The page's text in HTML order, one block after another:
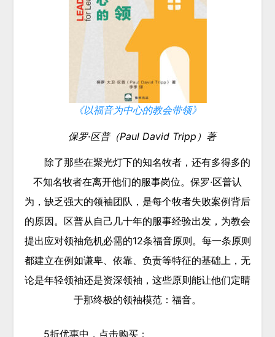
《以福音为中心的教会带领》
保罗·区普（Paul David Tripp）著
除了那些在聚光灯下的知名牧者，还有多得多的
不知名牧者在离开他们的服事岗位。保罗·区普认
为，缺乏强大的领袖团队，是每个牧者失败案例背后
的原因。区普从自己几十年的服事经验出发，为教会
提出应对领袖危机必需的12条福音原则。每一条原则
都建立在例如谦卑、依靠、负责等特征的基础上，无
论是年轻领袖还是资深领袖，这些原则能让他们定睛
于那终极的领袖模范：福音。
5折优惠中，点击购买：